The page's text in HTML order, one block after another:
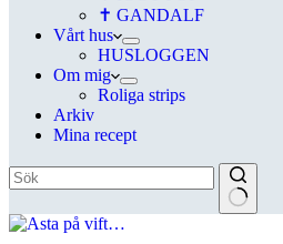
✝ GANDALF
Vårt hus
HUSLOGGEN
Om mig
Roliga strips
Arkiv
Mina recept